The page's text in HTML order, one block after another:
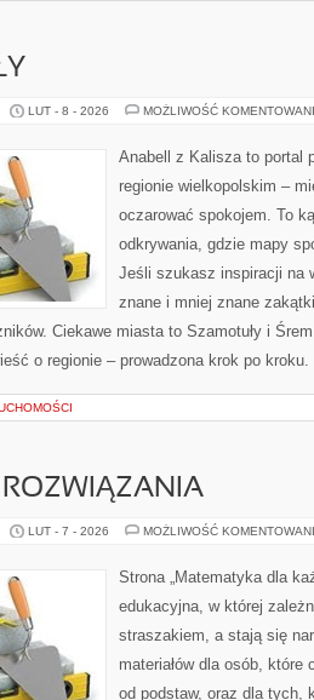
LUT - 8 - 2026 MOŻLIWOŚĆ
Anabell z Kalisza to portal
regionie wielkopolskim –
oczarować spokojem. To
odkrywania, gdzie mapy
Jeśli szukasz inspiracji na
znane i mniej znane
Ciekawe miasta to Szamotuły i
o regionie – prowadzona krok po
LUT - 7 - 2026 MOŻLIWOŚĆ
Strona „Matematyka dla
edukacyjna, w której
straszakiem, a stają się
materiałów dla osób, które
od podstaw, oraz dla tych,